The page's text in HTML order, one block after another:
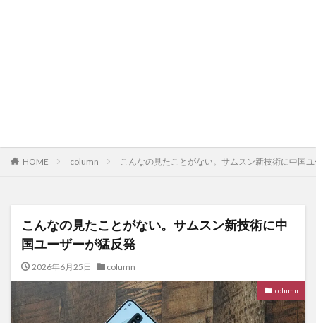
HOME column こんなの見たことがない。サムスン新技術に中国
こんなの見たことがない。サムスン新技術に中
国ユーザーが猛反発
2026年6月25日 column
column